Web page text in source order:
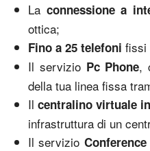
La connessione a
ottica;
Fino a 25 telefoni fissi
Il servizio Pc Phone,
della tua linea fissa
Ilcentralino virtuale
infrastruttura di un
Il servizio